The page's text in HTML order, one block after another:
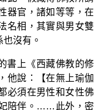
器官，諸如等等，在
名相，其實與男女雙
沒有。
書上《西藏佛教的修
他說：【在無上瑜伽
必須在男性和女性佛
陪伴。……此外，密